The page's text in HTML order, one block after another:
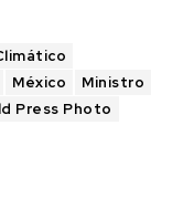
México
Ministro
Press Photo